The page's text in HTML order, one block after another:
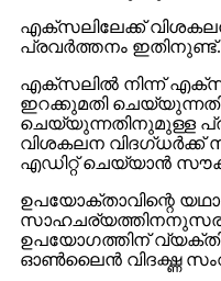
എക്സലിലേക്ക്
പ്രവർത്തനം ഇതിനുണ്ട്.
എക്സലിൽ നിന്ന്
ഇറക്കുമതി
ചെയ്യുന്നതിനുമുള്ള
വിശകലന വിദഗ്ധർക്ക്
എഡിറ്റ് ചെയ്യാൻ
ഉപയോക്താവിന്റെ
ഉപയോഗത്തിന്
ഓൺലൈൻ വിദഗ്ദ്ധ